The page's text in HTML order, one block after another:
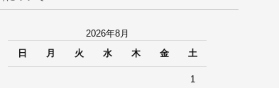
2026年8月
日
月 火 水 木 金 土
1